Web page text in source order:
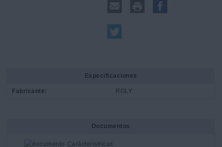
Especificaciones
Fabricante: ROLY
Documentos
Carácteristricas